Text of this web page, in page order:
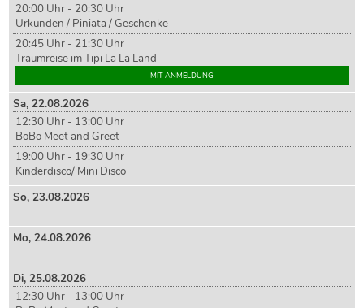
20:00 Uhr - 20:30 Uhr
Urkunden / Piniata / Geschenke
20:45 Uhr - 21:30 Uhr
Traumreise im Tipi La La Land
MIT ANMELDUNG
Sa,22.08.2026
12:30 Uhr - 13:00 Uhr
BoBo Meet and Greet
19:00 Uhr - 19:30 Uhr
Kinderdisco/ Mini Disco
So,23.08.2026
Mo,24.08.2026
Di,25.08.2026
12:30 Uhr - 13:00 Uhr